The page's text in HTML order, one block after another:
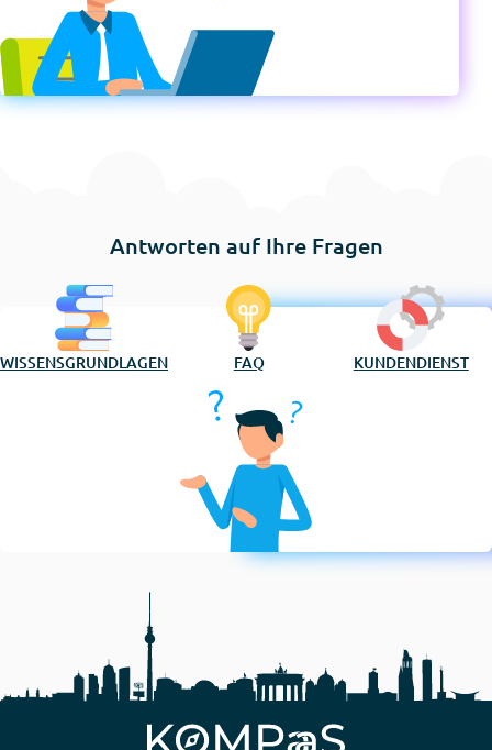
Antworten auf Ihre Fragen
WISSENSGRUNDLAGEN FAQ KUNDENDIENST